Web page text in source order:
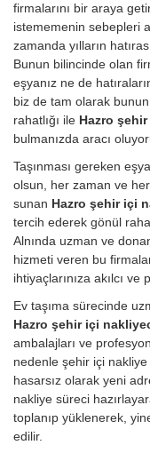
firmalarını bir araya
istememenin sebepleri
zamanda yılların
Bunun bilincinde olan
eşyanız ne de
biz de tam olarak
rahatlığı ile Hazro şehir
bulmanızda aracı
Taşınması gereken
olsun, her zaman ve
sunan Hazro şehir içi
tercih ederek gönül
Alnında uzman ve
hizmeti veren bu
ihtiyaçlarınıza akılcı
Ev taşıma sürecinde
Hazro şehir içi
ambalajları ve
nedenle şehir içi
hasarsız olarak yeni
nakliye süreci
toplanıp yüklenerek,
edilir.